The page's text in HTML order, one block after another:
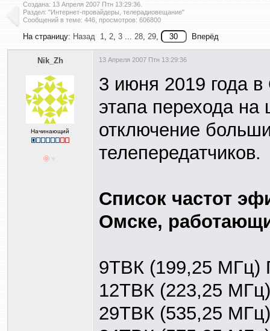
Создана: 13 Апреля 2007 Птн 13:29:36
Раздел: "Интернет-провайдеры, телерадиовещание"
Сообщений в теме: 446, просмотров: 606800
На страницу: Назад 1, 2, 3 ... 28, 29, Вперёд
Nik_Zh
Начинающий
13 Апреля 2007 Птн 13:29:36
3 июня 2019 года в
этапа перехода
отключение
телепередатчиков.
Список частот
Омске,
9ТВК (199,25 МГц)
12ТВК (223,25
29ТВК (535,25